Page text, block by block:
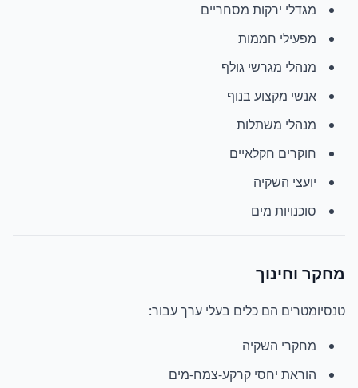
מגדלי ירקות מסחריים
מפעילי חממות
מנהלי מגרשי גולף
אנשי מקצוע בנוף
מנהלי משתלות
חוקרים חקלאיים
יועצי השקיה
סוכנויות מים
מחקר וחינוך
טנסיומטרים הם כלים בעלי ערך עבור:
מחקרי השקיה
הוראת יחסי קרקע-צמח-מים